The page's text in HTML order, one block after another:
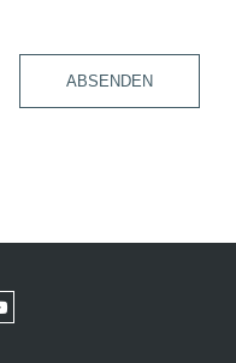
ABSENDEN